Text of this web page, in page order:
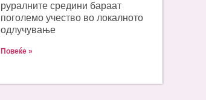
руралните средини бараат
поголемо учество во локалното
одлучување
Повеќе »